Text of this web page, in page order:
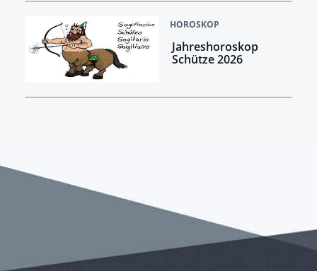
HOROSKOP
Jahreshoroskop
Schütze 2026